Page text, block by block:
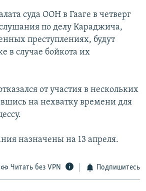
РАССЫЛКУ
суда ООН в Гааге в четверг
по делу Караджича,
преступлениях, будут
в случае бойкота их
от участия в нескольких
на нехватку времени для
назначены на 13 апреля.
Читать без VPN Подпишитесь